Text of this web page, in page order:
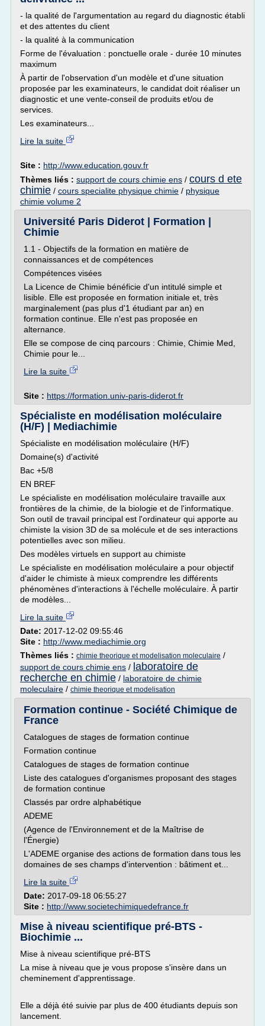
- la qualité de l'argumentation au regard du diagnostic établi
et des attentes du client
- la qualité à la communication
Forme de l'évaluation : ponctuelle orale - durée 10 minutes
maximum
À partir de l'observation d'un modèle et d'une situation
proposée par les examinateurs, le candidat doit réaliser un
diagnostic et une vente-conseil de produits et/ou de
services.
Les examinateurs...
Lire la suite
Site : http://www.education.gouv.fr
Thèmes liés : support de cours chimie ens / cours d ete
chimie / cours specialite physique chimie / physique
chimie volume 2
Université Paris Diderot | Formation |
Chimie
1.1 - Objectifs de la formation en matière de
connaissances et de compétences
Compétences visées
La Licence de Chimie bénéficie d'un intitulé simple et
lisible. Elle est proposée en formation initiale et, très
marginalement (pas plus d'1 étudiant par an) en
formation continue. Elle n'est pas proposée en
alternance.
Elle se compose de cinq parcours : Chimie, Chimie Med,
Chimie pour le...
Lire la suite
Site : https://formation.univ-paris-diderot.fr
Spécialiste en modélisation moléculaire
(H/F) | Mediachimie
Spécialiste en modélisation moléculaire (H/F)
Domaine(s) d'activité
Bac +5/8
EN BREF
Le spécialiste en modélisation moléculaire travaille aux
frontières de la chimie, de la biologie et de l'informatique.
Son outil de travail principal est l'ordinateur qui apporte au
chimiste la vision 3D de sa molécule et de ses interactions
potentielles avec son milieu.
Des modèles virtuels en support au chimiste
Le spécialiste en modélisation moléculaire a pour objectif
d'aider le chimiste à mieux comprendre les différents
phénomènes d'interactions à l'échelle moléculaire. À partir
de modèles...
Lire la suite
Date: 2017-12-02 09:55:46
Site : http://www.mediachimie.org
Thèmes liés : chimie theorique et modelisation moleculaire /
support de cours chimie ens / laboratoire de
recherche en chimie / laboratoire de chimie
moleculaire / chimie theorique et modelisation
Formation continue - Société Chimique de
France
Catalogues de stages de formation continue
Formation continue
Catalogues de stages de formation continue
Liste des catalogues d'organismes proposant des stages
de formation continue
Classés par ordre alphabétique
ADEME
(Agence de l'Environnement et de la Maîtrise de
l'Énergie)
L'ADEME organise des actions de formation dans tous les
domaines de ses champs d'intervention : bâtiment et...
Lire la suite
Date: 2017-09-18 06:55:27
Site : http://www.societechimiquedefrance.fr
Mise à niveau scientifique pré-BTS -
Biochimie ...
Mise à niveau scientifique pré-BTS
La mise à niveau que je vous propose s'insère dans un
cheminement d'apprentissage.
Elle a déjà été suivie par plus de 400 étudiants depuis son
lancement.